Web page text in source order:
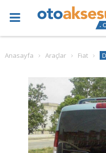
Anasayfa Araçlar Fiat